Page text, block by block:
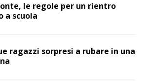
le regole per un rientro
a scuola
ragazzi sorpresi a rubare in una